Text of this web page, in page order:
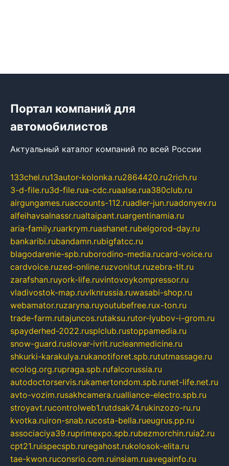
Портал компаний для
автомобилистов
Актуальный каталог компаний по всей России
133chel.ru13autor-kolonka.ru2864420.ru2rich.ru
3-d-file.ru3d-file.rua-cdc.ruaalse.rua380club.ru
airgungames.ruaccounts-112.ruadler-jun.ruadonyev.ru
alfeihavsalnassr.rualtaipant.ruargentinamia.ru
aria-family.ruarkrym.ruashanet.rubelgorod-day.ru
bankaribi.rubandamn.rubigfatcc.ru
blagodarenie-spb.ruborodino-media.rucard-voice.ru
cardvoice.ruzed-online.ruzvonitut.ruzebra-tlt.ru
zarafshan.ruyork-life.ruvintovoykompressor.ru
vladivostok-map.ruvlknrussia.ruwasabi-shop.ru
webamator.ruzaryna.ruyoutubefree.rux-ton.ru
trade-farm.rutajuncos.rutaksu.rutor-lyubov-i-grom.ru
spayderhed-2022.rusplclub.rustoppamedia.ru
snow-guard.ruslovar-ivrit.rucleanmedicine.ru
shkurki-karakulya.rukanotiforet.spb.rututmassage.ru
ecolog.org.rupraga.spb.rufalcorussia.ru
autodoctorservis.rukamertondom.spb.runet-life.net.ru
avto-vozim.rusakhcamera.rualliance-electro.spb.ru
stroyavt.rucontrolweb1.rutdsak74.rukinzozo-ru.ru
kvotka.ruiron-snab.rucosta-bella.rueugrus.pp.ru
associaciya39.ruprimexpo.spb.rubezmorchin.ruia2.ru
cpt21.ruispecspb.ruregahost.rukolosok-elita.ru
tae-kwon.ruconsrio.com.ruinsiam.ruavegainfo.ru